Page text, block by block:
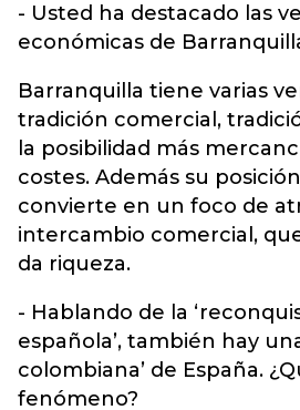
- Usted ha destacado las
económicas de
Barranquilla tiene varias
tradición comercial,
la posibilidad más
costes. Además su
convierte en un foco de
intercambio comercial,
da riqueza.
- Hablando de la
española’, también hay
colombiana’ de España.
fenómeno?